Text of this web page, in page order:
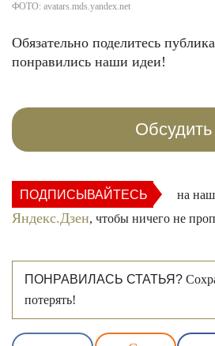
ФОТО: avatars.mds.yandex.net
Обязательно поделитесь
понравились наши идеи!
Обсудить
ПОДПИСЫВАЙТЕСЬ на
Яндекс.Дзен, чтобы ничего не
ПОНРАВИЛАСЬ СТАТЬЯ?
потерять!